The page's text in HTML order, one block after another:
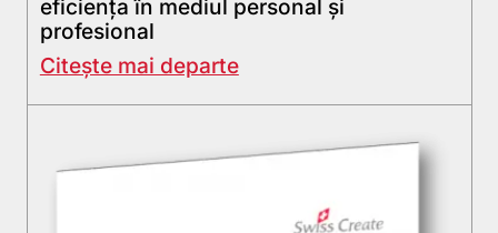
eficiența în mediul personal și
profesional
Citește mai departe